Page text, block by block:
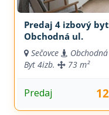
Predaj 4 izbový
Obchodná ul.
Sečovce
Obchodná
Byt 4izb. 73 m²
Predaj